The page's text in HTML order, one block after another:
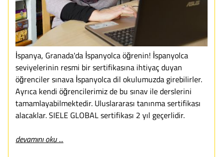
İspanya, Granada'da İspanyolca öğrenin! İspanyolca
seviyelerinin resmi bir sertifikasına ihtiyaç duyan
öğrenciler sınava İspanyolca dil okulumuzda girebilirler.
Ayrıca kendi öğrencilerimiz de bu sınav ile derslerini
tamamlayabilmektedir. Uluslararası tanınma sertifikası
alacaklar. SIELE GLOBAL sertifikası 2 yıl geçerlidir.
devamını oku ...